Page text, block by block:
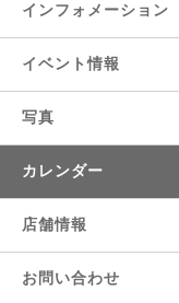
インフォメーション
イベント情報
写真
カレンダー
店舗情報
お問い合わせ